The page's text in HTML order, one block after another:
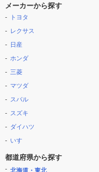
メーカーから探す
トヨタ
レクサス
日産
ホンダ
三菱
マツダ
スバル
スズキ
ダイハツ
いすゞ
都道府県から探す